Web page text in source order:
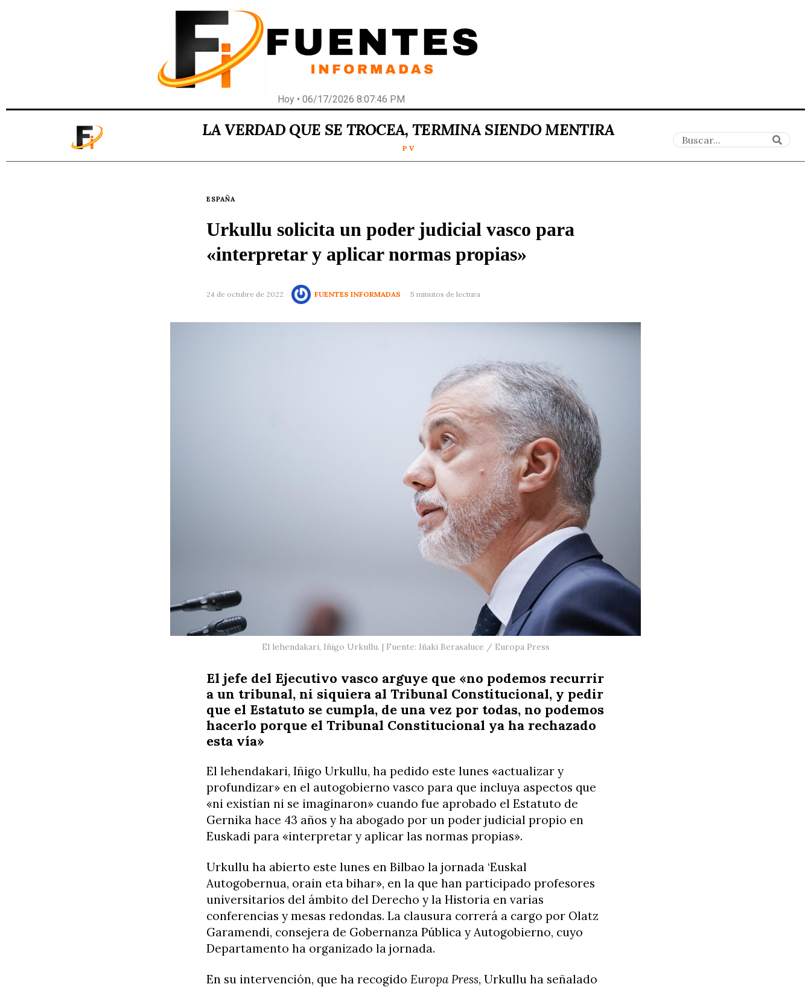
Hoy • 06/17/2026 8:07:46 PM
LA VERDAD QUE SE TROCEA, TERMINA SIENDO MENTIRA
P V
ESPAÑA
Urkullu solicita un poder judicial vasco para
«interpretar y aplicar normas propias»
24 de octubre de 2022 FUENTES INFORMADAS 5 minutos de lectura
El lehendakari, Iñigo Urkullu. | Fuente: Iñaki Berasaluce / Europa Press
El jefe del Ejecutivo vasco arguye que «no podemos recurrir
a un tribunal, ni siquiera al Tribunal Constitucional, y pedir
que el Estatuto se cumpla, de una vez por todas, no podemos
hacerlo porque el Tribunal Constitucional ya ha rechazado
esta vía»
El lehendakari, Iñigo Urkullu, ha pedido este lunes «actualizar y
profundizar» en el autogobierno vasco para que incluya aspectos que
«ni existían ni se imaginaron» cuando fue aprobado el Estatuto de
Gernika hace 43 años y ha abogado por un poder judicial propio en
Euskadi para «interpretar y aplicar las normas propias».
Urkullu ha abierto este lunes en Bilbao la jornada ‘Euskal
Autogobernua, orain eta bihar», en la que han participado profesores
universitarios del ámbito del Derecho y la Historia en varias
conferencias y mesas redondas. La clausura correrá a cargo por Olatz
Garamendi, consejera de Gobernanza Pública y Autogobierno, cuyo
Departamento ha organizado la jornada.
En su intervención, que ha recogido Europa Press, Urkullu ha señalado